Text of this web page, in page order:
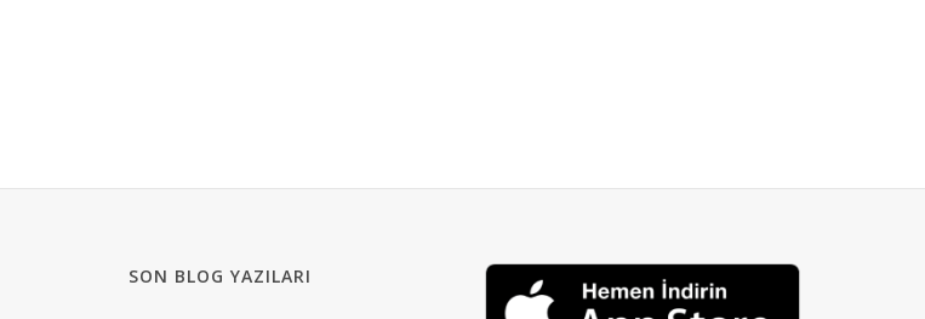
SON BLOG YAZILARI